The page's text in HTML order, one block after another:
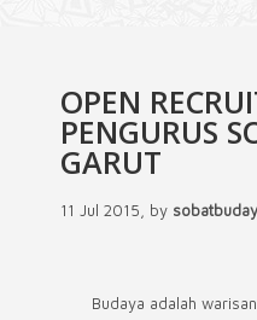
OPEN
PENGURUS
GARUT
11 Jul 2015, by
Budaya adalah